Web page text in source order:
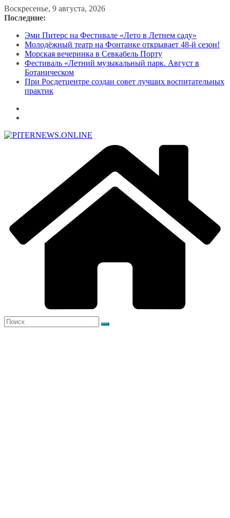
Перейти
к
Воскресенье, 9 августа, 2026
Последние:
Эми Питерс на Фестивале «Лето в Летнем саду»
Молодёжный театр на Фонтанке открывает 48-й сезон!
Морская вечеринка в Севкабель Порту
Фестиваль «Летний музыкальный парк. Август в
Ботаническом
При Росдетцентре создан совет лучших воспитательных
практик